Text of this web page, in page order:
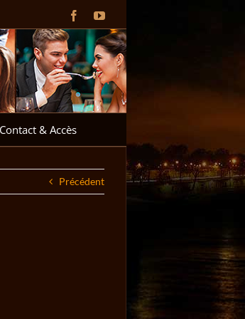
FacebookYouTube
Contact & Accès
Précédent